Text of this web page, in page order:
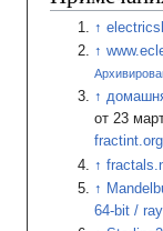
от 23
fractint.org
64-bit /